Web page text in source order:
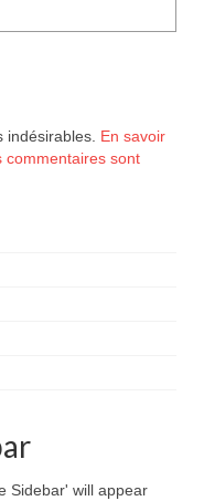
indésirables. En savoir
commentaires sont
Sidebar' will appear